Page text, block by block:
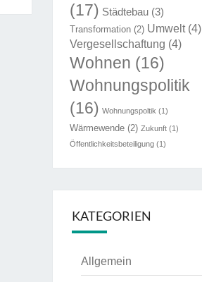
(17) Städtebau(3)
Transformation(2) Umwelt(4)
Vergesellschaftung (4)
Wohnen (16)
Wohnungspolitik
(16) Wohnungspoltik (1)
Wärmewende(2) Zukunft(1)
Öffentlichkeitsbeteiligung(1)
KATEGORIEN
Allgemein